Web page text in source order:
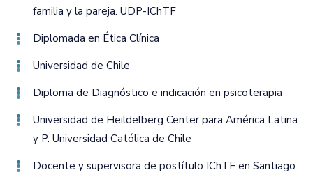
familia y la pareja. UDP-IChTF
Diplomada en Ética Clínica
Universidad de Chile
Diploma de Diagnóstico e indicación en psicoterapia
Universidad de Heildelberg Center para América Latina
y P. Universidad Católica de Chile
Docente y supervisora de postítulo IChTF en Santiago